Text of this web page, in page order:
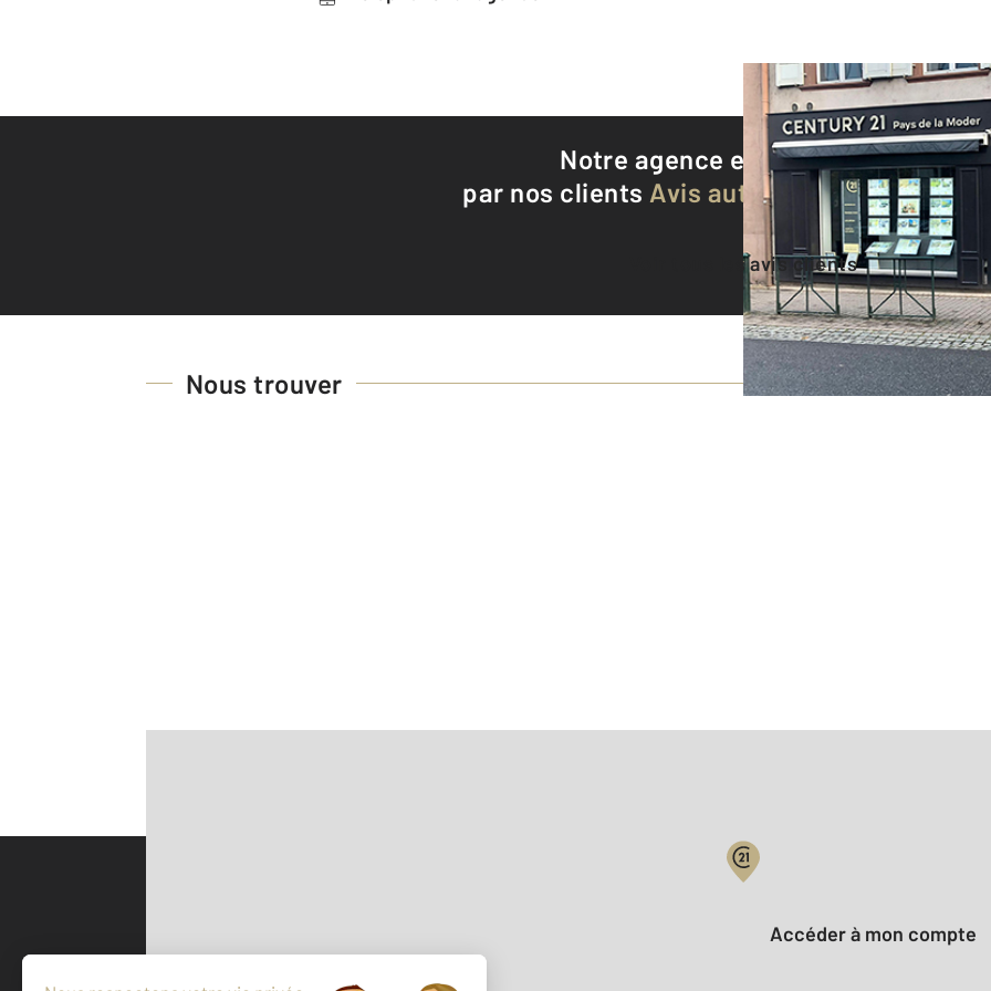
Notre agence est notée9,3/10
par nos clients Avis authentifiés par
Voir tous les avis clients
Nous trouver
Votre compte :
Accéder à mon compte